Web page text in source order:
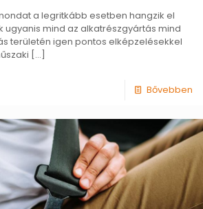
a legritkább esetben hangzik el
ugyanis mind az alkatrészgyártás mind
területén igen pontos elképzelésekkel
[…]
Bővebben